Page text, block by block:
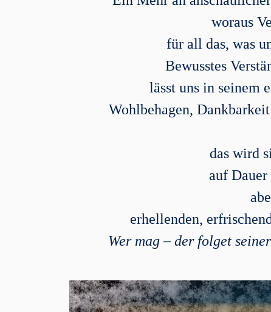
woraus
für all das, was
Bewusstes
lässt uns in seinem
Wohlbehagen,
das wird
auf
erhellenden,
Wer mag – der folget